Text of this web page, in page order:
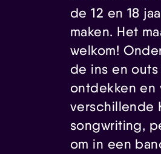
de 12 en 18
maken. Het
welkom!
de ins en
ontdekken en
verschillende
songwriting,
om in een